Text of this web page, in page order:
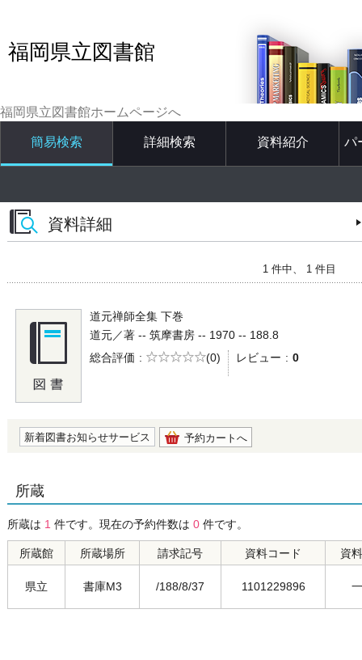
福岡県立図書館
福岡県立図書館ホームページへ
簡易検索 詳細検索 資料紹介 パ
資料詳細
1 件中、 1 件目
道元禅師全集 下巻
道元／著 -- 筑摩書房 -- 1970 -- 188.8
総合評価
5段階評価
(0) レビュー 0
新着図書お知らせサービス 予約カートへ
所蔵
所蔵は 1 件です。現在の予約件数は 0 件です。
所蔵館 所蔵場所 請求記号 資料コード 資
県立 書庫M3 /188/8/37 1101229896